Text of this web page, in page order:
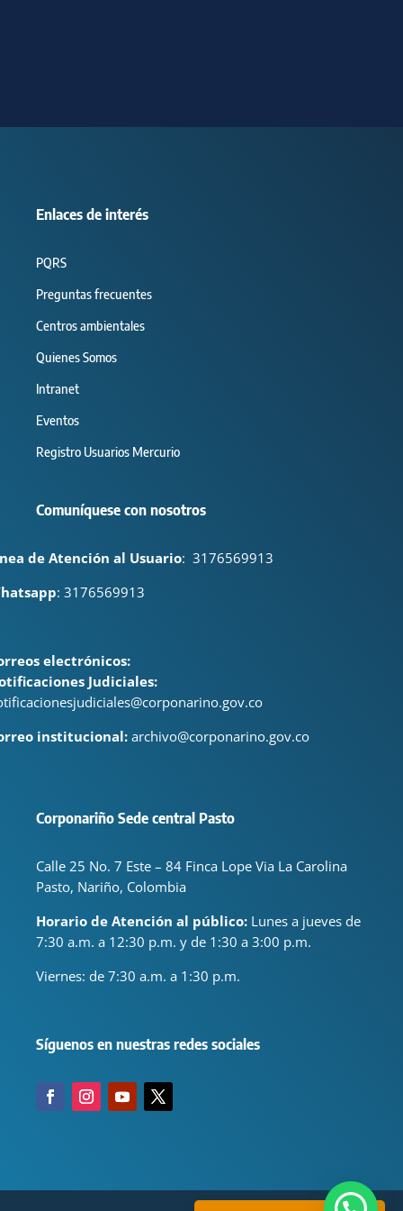
Enlaces de interés
PQRS
Preguntas frecuentes
Centros ambientales
Quienes Somos
Intranet
Eventos
Registro Usuarios Mercurio
Comuníquese con nosotros
de Atención al Usuario: 3176569913
: 3176569913
electrónicos:
Judiciales:
institucional: archivo@corponarino.gov.co
Corponariño Sede central Pasto
Calle 25 No. 7 Este – 84 Finca Lope Via La Carolina
Pasto, Nariño, Colombia
Horario de Atención al público: Lunes a jueves de
7:30 a.m. a 12:30 p.m. y de 1:30 a 3:00 p.m.
Viernes: de 7:30 a.m. a 1:30 p.m.
Síguenos en nuestras redes sociales